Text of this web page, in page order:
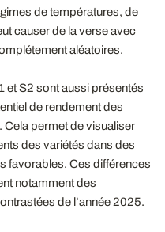
de températures, de
causer de la verse avec
aléatoires.
et S2 sont aussi présentés
de rendement des
Cela permet de visualiser
des variétés dans des
favorables. Ces différences
notamment des
de l’année 2025.